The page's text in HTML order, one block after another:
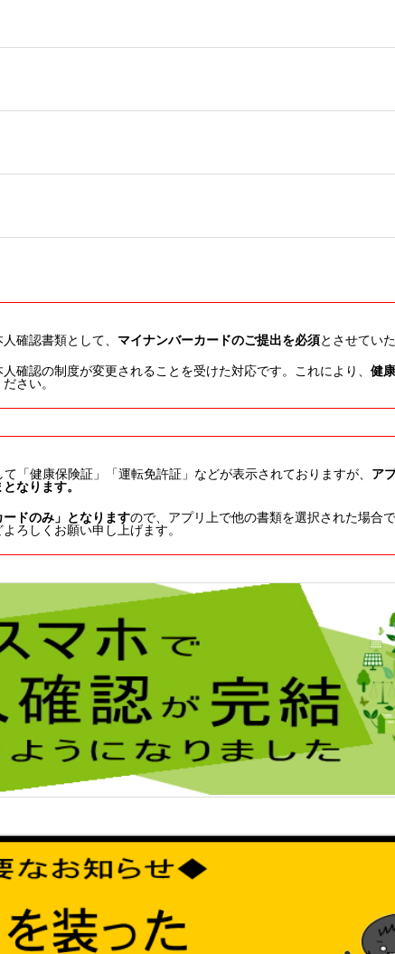
確認書類として、 マイナンバーカードのご提出を必須とさせてい
確認の制度が変更されることを受けた対応です。これにより、 健
さい。
「健康保険証」「運転免許証」などが表示されておりますが、 ア
なります。
ドのみ」となりますので、アプリ上で他の書類を選択された場合
ろしくお願い申し上げます。